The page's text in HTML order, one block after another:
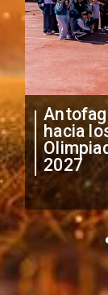
hacia
2027